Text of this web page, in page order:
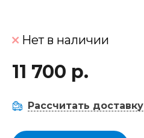
Нет в наличии
11 700 р.
Рассчитать доставку